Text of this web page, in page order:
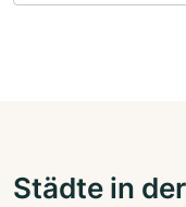
Städte in